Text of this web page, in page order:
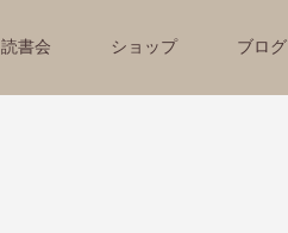
読書会 ショップ ブログ